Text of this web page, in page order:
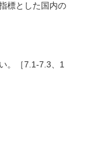
標とした国内の
。［7.1-7.3、1